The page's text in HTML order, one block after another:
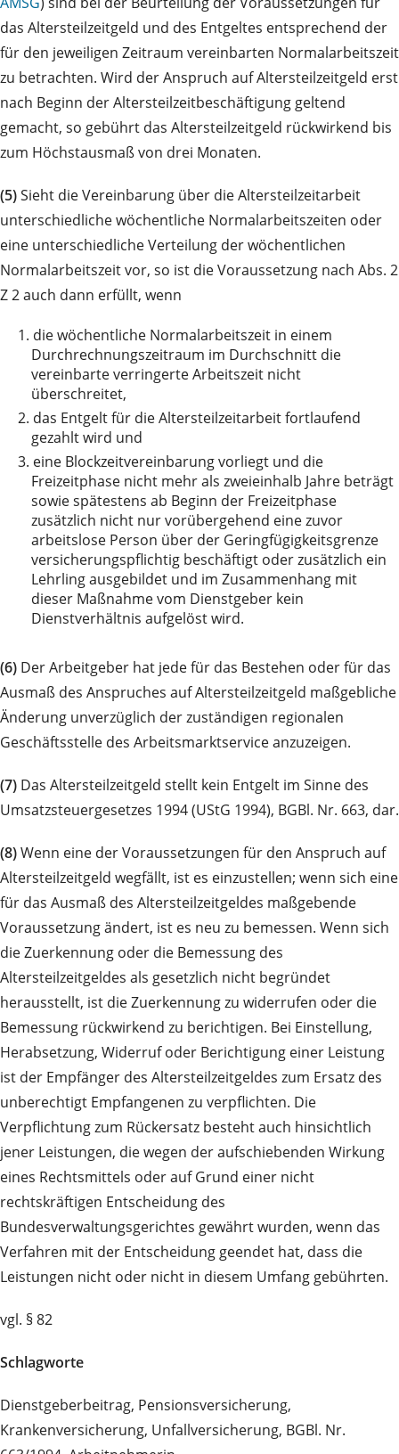
das Altersteilzeitgeld und des Entgeltes entsprechend der
für den jeweiligen Zeitraum vereinbarten Normalarbeitszeit
zu betrachten. Wird der Anspruch auf Altersteilzeitgeld erst
nach Beginn der Altersteilzeitbeschäftigung geltend
gemacht, so gebührt das Altersteilzeitgeld rückwirkend bis
zum Höchstausmaß von drei Monaten.
(5)Sieht die Vereinbarung über die Altersteilzeitarbeit
unterschiedliche wöchentliche Normalarbeitszeiten oder
eine unterschiedliche Verteilung der wöchentlichen
Normalarbeitszeit vor, so ist die Voraussetzung nach Abs. 2
Z 2 auch dann erfüllt, wenn
1. die wöchentliche Normalarbeitszeit in einem
Durchrechnungszeitraum im Durchschnitt die
vereinbarte verringerte Arbeitszeit nicht
überschreitet,
2. das Entgelt für die Altersteilzeitarbeit fortlaufend
gezahlt wird und
3. eine Blockzeitvereinbarung vorliegt und die
Freizeitphase nicht mehr als zweieinhalb Jahre beträgt
sowie spätestens ab Beginn der Freizeitphase
zusätzlich nicht nur vorübergehend eine zuvor
arbeitslose Person über der Geringfügigkeitsgrenze
versicherungspflichtig beschäftigt oder zusätzlich ein
Lehrling ausgebildet und im Zusammenhang mit
dieser Maßnahme vom Dienstgeber kein
Dienstverhältnis aufgelöst wird.
(6) Der Arbeitgeber hat jede für das Bestehen oder für das
Ausmaß des Anspruches auf Altersteilzeitgeld maßgebliche
Änderung unverzüglich der zuständigen regionalen
Geschäftsstelle des Arbeitsmarktservice anzuzeigen.
(7) Das Altersteilzeitgeld stellt kein Entgelt im Sinne des
Umsatzsteuergesetzes 1994 (UStG 1994), BGBl. Nr. 663, dar.
(8)Wenn eine der Voraussetzungen für den Anspruch auf
Altersteilzeitgeld wegfällt, ist es einzustellen; wenn sich eine
für das Ausmaß des Altersteilzeitgeldes maßgebende
Voraussetzung ändert, ist es neu zu bemessen. Wenn sich
die Zuerkennung oder die Bemessung des
Altersteilzeitgeldes als gesetzlich nicht begründet
herausstellt, ist die Zuerkennung zu widerrufen oder die
Bemessung rückwirkend zu berichtigen. Bei Einstellung,
Herabsetzung, Widerruf oder Berichtigung einer Leistung
ist der Empfänger des Altersteilzeitgeldes zum Ersatz des
unberechtigt Empfangenen zu verpflichten. Die
Verpflichtung zum Rückersatz besteht auch hinsichtlich
jener Leistungen, die wegen der aufschiebenden Wirkung
eines Rechtsmittels oder auf Grund einer nicht
rechtskräftigen Entscheidung des
Bundesverwaltungsgerichtes gewährt wurden, wenn das
Verfahren mit der Entscheidung geendet hat, dass die
Leistungen nicht oder nicht in diesem Umfang gebührten.
vgl. § 82
Schlagworte
Dienstgeberbeitrag, Pensionsversicherung,
Krankenversicherung, Unfallversicherung, BGBl. Nr.